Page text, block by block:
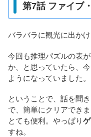
第7話 ファイブ
バラバラに観光に出か
今回も推理パズルの表
か、と思っていたら、
ようになっていました。
ということで、話を聞
で、簡単にクリアできま
とても便利。やっぱり
すね。